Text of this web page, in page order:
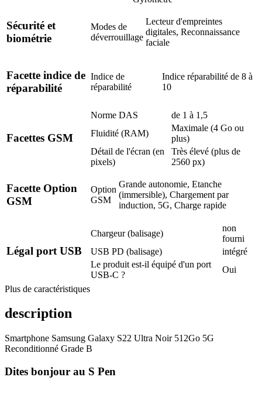
Sécurité et
biométrie
Modes de
déverrouillage
Lecteur d'empreintes
digitales, Reconnaissance
faciale
Facette indice de
réparabilité
Indice de
réparabilité
Indice réparabilité de 8 à
10
Facettes GSM
Norme DAS
de 1 à 1,5
Fluidité (RAM)
Maximale (4 Go ou
plus)
Détail de l'écran (en
pixels)
Très élevé (plus de
2560 px)
Facette Option
GSM
Option
GSM
Grande autonomie, Etanche
(immersible), Chargement par
induction, 5G, Charge rapide
Légal port USB
Chargeur (balisage)
non
fourni
USB PD (balisage)
intégré
Le produit est-il équipé d'un port
USB-C ?
Oui
Plus de caractéristiques
description
Smartphone Samsung Galaxy S22 Ultra Noir 512Go 5G
Reconditionné Grade B
Dites bonjour au S Pen